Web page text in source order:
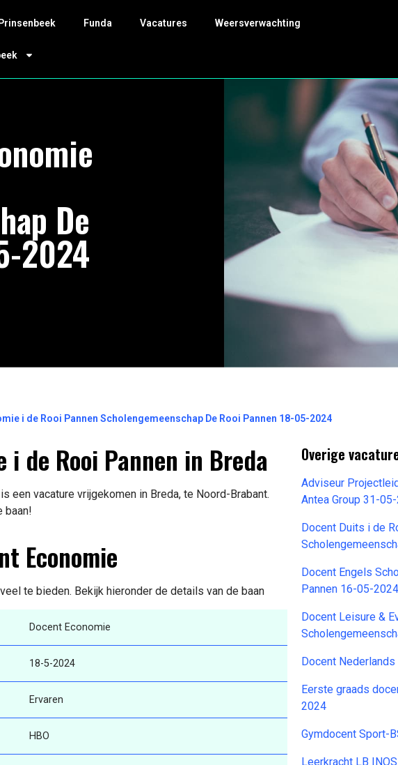
Funda Vacatures Weersverwachting
De
2024
i de Rooi Pannen Scholengemeenschap De Rooi Pannen 18-05-2024
i de Rooi Pannen in Breda
een vacature vrijgekomen in Breda, te Noord-Brabant.
baan!
Economie
te bieden. Bekijk hieronder de details van de baan
Docent Economie
18-5-2024
Ervaren
HBO
Overige
Adviseur
Antea Group 31-
Docent Duits i de
Docent Engels
Pannen 16-05-2024
Docent Leisure &
Docent
Eerste graads
2024
Gymdocent Sport-
Leerkracht LB